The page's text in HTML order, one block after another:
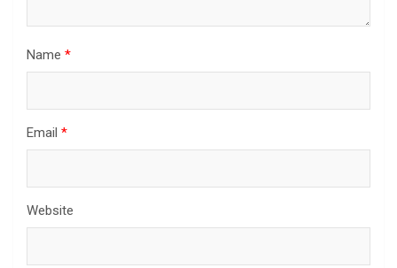
Name *
Email *
Website